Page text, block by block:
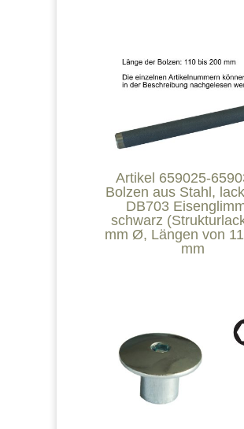
Artikel 659025-
Bolzen aus Stahl,
DB703
schwarz
mm Ø, Längen von
mm